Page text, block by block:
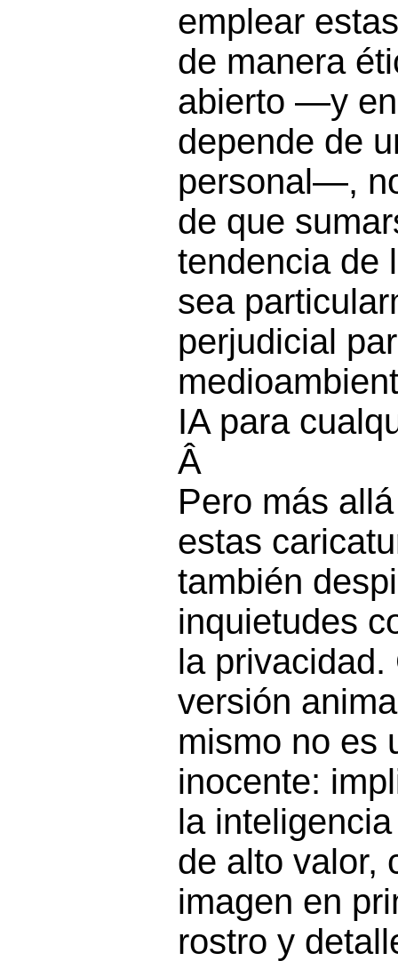
emplear
de manera
abierto —y
depende de
personal—,
de que
tendencia de
sea
perjudicial
IA para
Â
Pero más
estas
también
inquietudes
la privacidad.
versión
mismo no es
inocente:
la
de alto valor,
imagen en
rostro y